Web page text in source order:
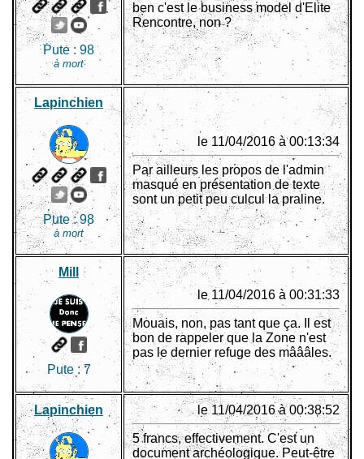
Pute : 98
à mort
ben c'est le business model d'Elite
Rencontre, non ?
Lapinchien
Pute :98
à mort
le 11/04/2016 à 00:13:34
Par ailleurs les propos de l'admin
masqué en présentation de texte
sont un petit peu culcul la praline.
Mill
Pute :7
le 11/04/2016 à 00:31:33
Mouais, non, pas tant que ça. Il est
bon de rappeler que la Zone n'est
pas le dernier refuge des mâââles.
Lapinchien le 11/04/2016 à 00:38:52
5 francs, effectivement. C'est un
document archéologique. Peut-être